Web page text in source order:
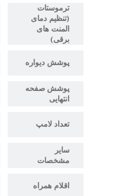
ترموستات
(تنظیم دمای
المنت های
برقی)
پوشش دیواره
پوشش صفحه
انتهایی
تعداد لامپ
سایر
مشخصات
اقلام همراه